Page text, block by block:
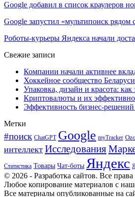
Google добавил в список краулеров
Google запустил «мультипоиск
Роботы-курьеры Яндекса начали
Свежие записи
Компании начали активнее
Хоккейное сообщество
Упаковка, дизайн и красота:
Криптовалюты и их
Эффективность бизнес-решений
Метки
#поиск ChatGPT Google myTracker
интеллект Исследования
Статистика Товары Чат-боты Яндекс
© 2026 - Разработка сайтов. Все
Любое копирование материалов с
Все материалы опубликованные на